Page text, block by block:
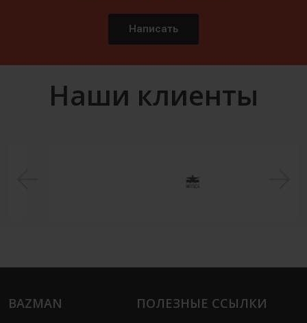
Написать
Наши клиенты
BAZMAN ПОЛЕЗНЫЕ ССЫЛКИ